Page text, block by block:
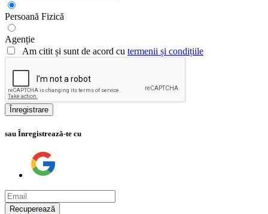
Persoană Fizică
Agenție
Am citit și sunt de acord cu termenii și condițiile
Înregistrare
sau Înregistrează-te cu
Recuperează